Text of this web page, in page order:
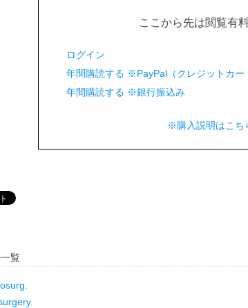
ここから先は閲覧有料
ログイン
年間購読する ※PayPal（クレジットカー
年間購読する ※銀行振込み
※購入説明はこち
覧